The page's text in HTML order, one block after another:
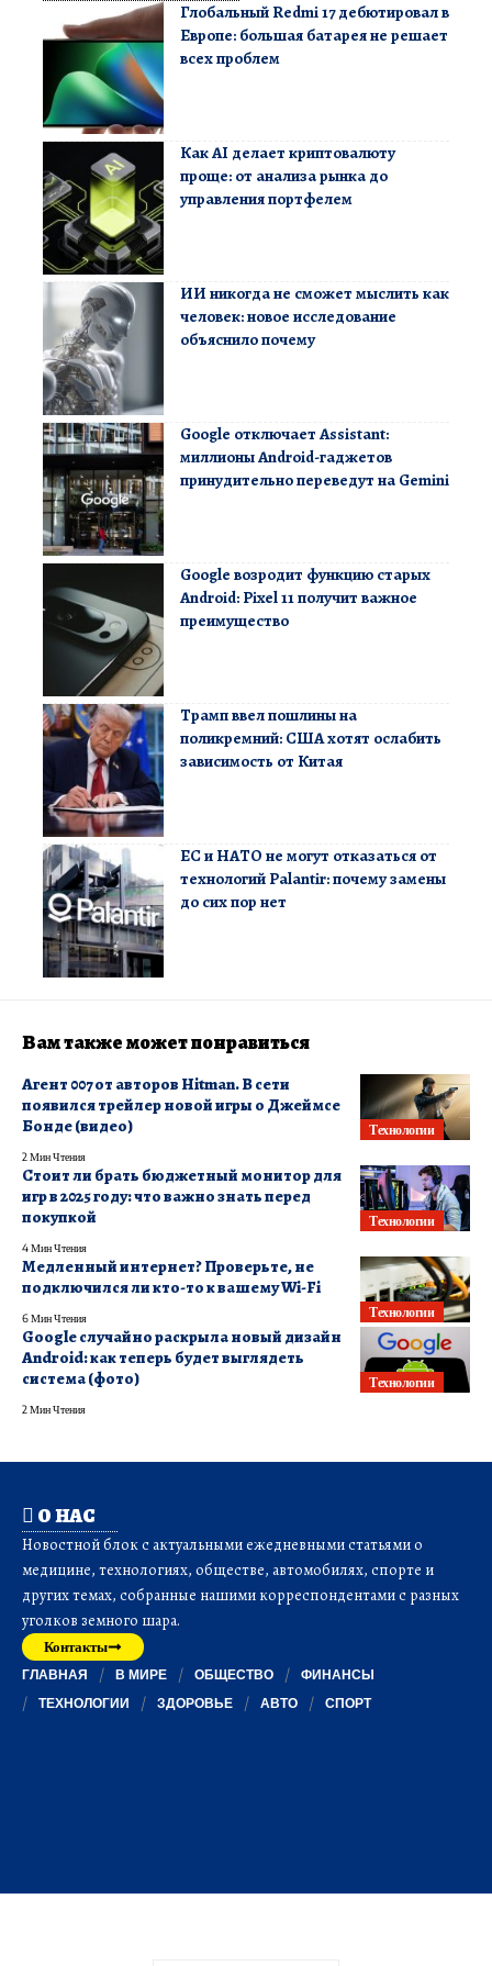
Глобальный Redmi 17 дебютировал в
Европе: большая батарея не решает
всех проблем
Как AI делает криптовалюту
проще: от анализа рынка до
управления портфелем
ИИ никогда не сможет мыслить как
человек: новое исследование
объяснило почему
Google отключает Assistant:
миллионы Android-гаджетов
принудительно переведут на Gemini
Google возродит функцию старых
Android: Pixel 11 получит важное
преимущество
Трамп ввел пошлины на
поликремний: США хотят ослабить
зависимость от Китая
ЕС и НАТО не могут отказаться от
технологий Palantir: почему замены
до сих пор нет
Вам также может понравиться
Технологии
Агент 007 от авторов Hitman. В сети
появился трейлер новой игры о Джеймсе
Бонде (видео)
2 Мин Чтения
Технологии
Стоит ли брать бюджетный монитор для
игр в 2025 году: что важно знать перед
покупкой
4 Мин Чтения
Технологии
Медленный интернет? Проверьте, не
подключился ли кто-то к вашему Wi-Fi
6 Мин Чтения
Технологии
Google случайно раскрыла новый дизайн
Android: как теперь будет выглядеть
система (фото)
2 Мин Чтения
О НАС
Новостной блок с актуальными ежедневными статьями о
медицине, технологиях, обществе, автомобилях, спорте и
других темах, собранные нашими корреспондентами с разных
уголков земного шара.
Контакты
ГЛАВНАЯ В МИРЕ ОБЩЕСТВО
ФИНАНСЫ
ТЕХНОЛОГИИ
ЗДОРОВЬЕ АВТО СПОРТ